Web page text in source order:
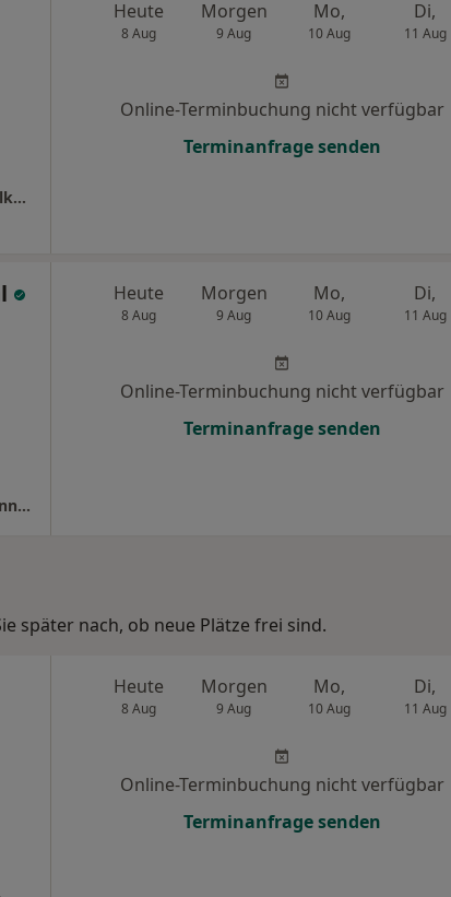
Praxis Dr.med. Jiri Juranek Facharzt für Augenheilkunde
Heute
8 Aug
Morgen
9 Aug
Mo,
10 Aug
Di,
11 Aug
Online-Terminbuchung nicht verfügbar
Terminanfrage senden
Augenheilzentrum Im Rad Dres. Georg Wellermann und Levent Kanal
Heute
8 Aug
Morgen
9 Aug
Mo,
10 Aug
Di,
11 Aug
Online-Terminbuchung nicht verfügbar
Terminanfrage senden
später nach, ob neue Plätze frei sind.
Heute
8 Aug
Morgen
9 Aug
Mo,
10 Aug
Di,
11 Aug
Online-Terminbuchung nicht verfügbar
Terminanfrage senden